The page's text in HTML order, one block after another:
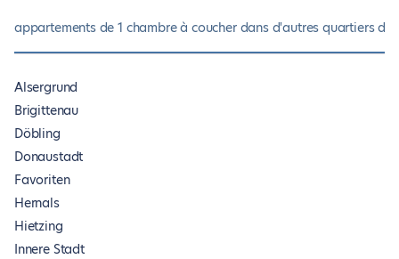
appartements de 1 chambre à coucher dans d'autres quartiers de
Alsergrund
Brigittenau
Döbling
Donaustadt
Favoriten
Hernals
Hietzing
Innere Stadt